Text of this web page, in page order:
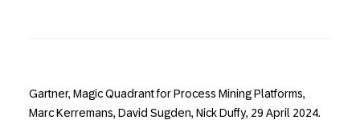
Gartner, Magic Quadrant for Process Mining Platforms,
Marc Kerremans, David Sugden, Nick Duffy, 29 April 2024.